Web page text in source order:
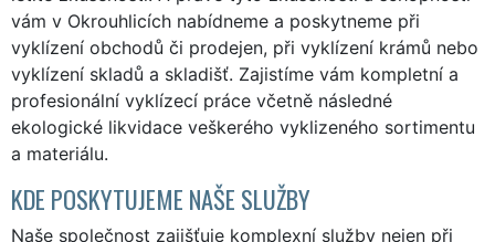
vám v Okrouhlicích nabídneme a poskytneme při
vyklízení obchodů či prodejen, při vyklízení krámů nebo
vyklízení skladů a skladišť. Zajistíme vám kompletní a
profesionální vyklízecí práce včetně následné
ekologické likvidace veškerého vyklizeného sortimentu
a materiálu.
KDE POSKYTUJEME NAŠE SLUŽBY
Naše společnost zajišťuje komplexní služby nejen při